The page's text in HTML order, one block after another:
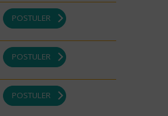
POSTULER
POSTULER
POSTULER